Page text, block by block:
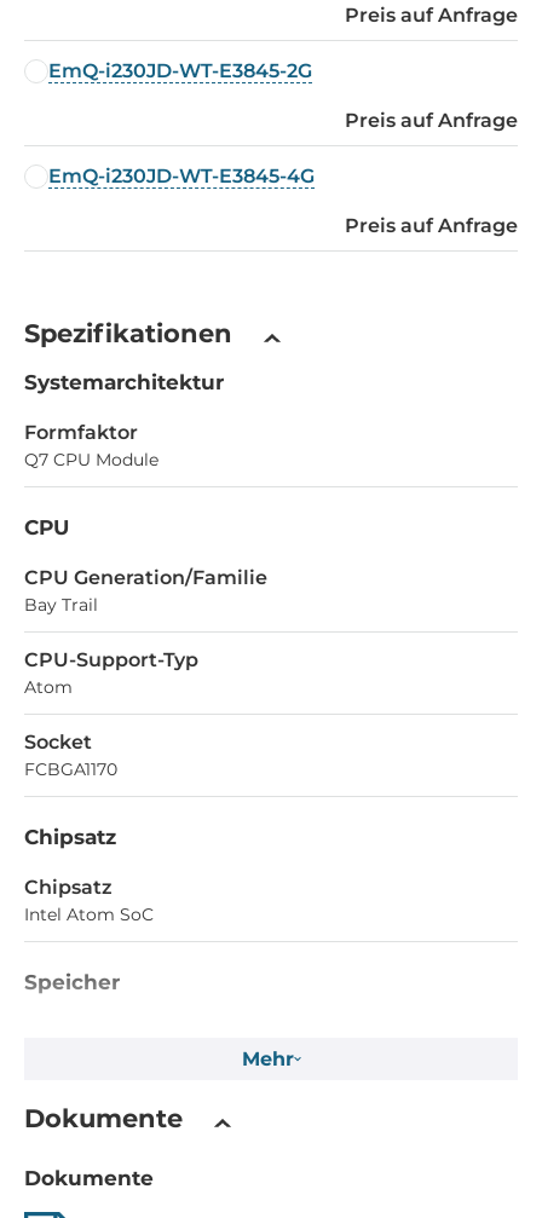
Preis auf Anfrage
EmQ-i230JD-WT-E3845-2G
Preis auf Anfrage
EmQ-i230JD-WT-E3845-4G
Preis auf Anfrage
Spezifikationen
Systemarchitektur
Formfaktor
Q7 CPU Module
CPU
CPU Generation/Familie
Bay Trail
CPU-Support-Typ
Atom
Socket
FCBGA1170
Chipsatz
Chipsatz
Intel Atom SoC
Speicher
Socket Typ
Mehr
Dokumente
Dokumente